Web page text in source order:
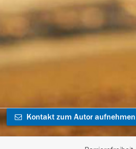
Kontakt zum Autor aufnehmen